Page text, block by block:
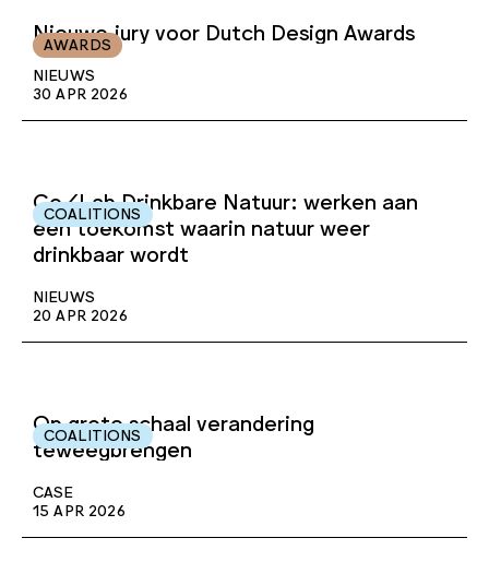
AWARDS
Nieuwe jury voor Dutch Design Awards
NIEUWS
30 APR 2026
COALITIONS
Co/Lab Drinkbare Natuur: werken aan
een toekomst waarin natuur weer
drinkbaar wordt
NIEUWS
20 APR 2026
COALITIONS
Op grote schaal verandering
teweegbrengen
CASE
15 APR 2026